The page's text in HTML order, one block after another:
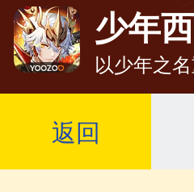
少年
以少年之
返回